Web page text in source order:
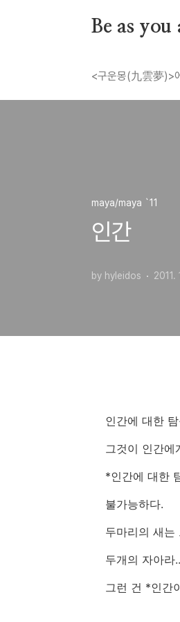
Be as you
<구운몽(九雲夢)>
maya/maya `11
인간
by hyleidos 2011.
인간에 대한
그것이 인간에
*인간에 대한
불가능하다.
두마리의 새는
두개의 자아라
그런 건 *인간